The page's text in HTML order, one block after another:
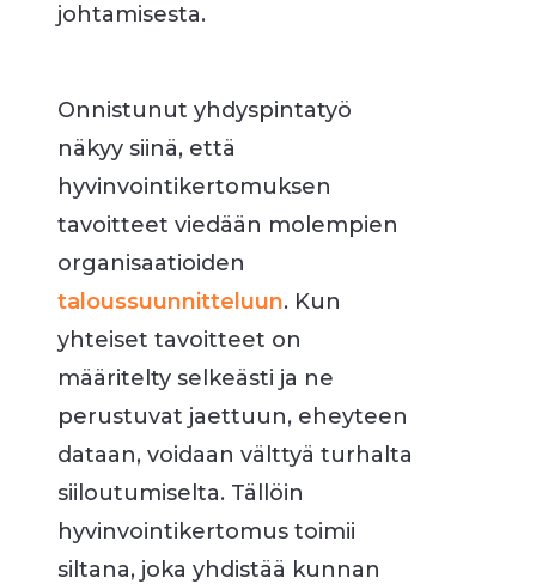
johtamisesta.
Onnistunut yhdyspintatyö
näkyy siinä, että
hyvinvointikertomuksen
tavoitteet viedään molempien
organisaatioiden
taloussuunnitteluun. Kun
yhteiset tavoitteet on
määritelty selkeästi ja ne
perustuvat jaettuun, eheyteen
dataan, voidaan välttyä turhalta
siiloutumiselta. Tällöin
hyvinvointikertomus toimii
siltana, joka yhdistää kunnan